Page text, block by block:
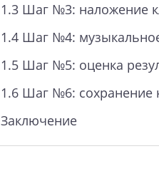
1.3 Шаг №3: наложение
1.4 Шаг №4:
1.5 Шаг №5: оценка
1.6 Шаг №6: сохранение
Заключение